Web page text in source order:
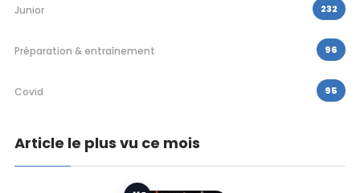
Junior 232
Préparation & entraînement 96
Covid 95
Article le plus vu ce mois